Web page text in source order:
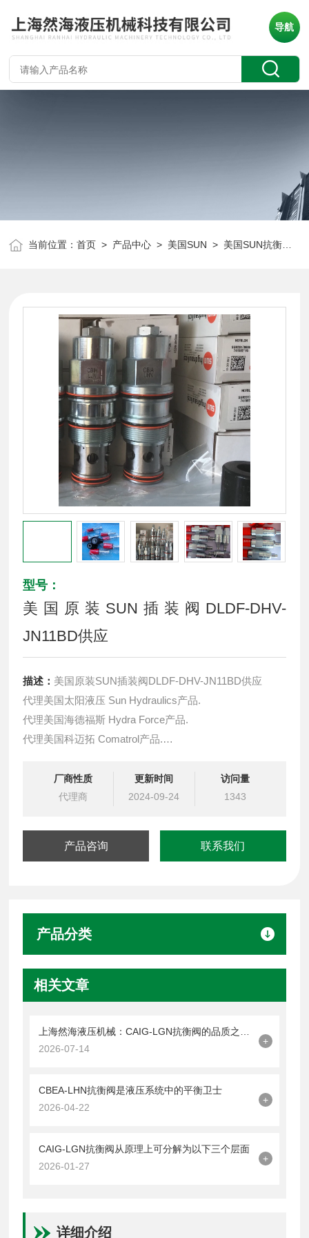
导航
当前位置：首页 > 产品中心 > 美国SUN > 美国SUN抗衡阀
型号：
美国原装SUN插装阀DLDF-DHV-
JN11BD供应
描述： 美国原装SUN插装阀DLDF-DHV-JN11BD供应
代理美国太阳液压 Sun Hydraulics产品.
代理美国海德福斯 Hydra Force产品.
代理美国科迈拓 Comatrol产品.
美国原装SUN插装阀DLDF-DHV-912供应提供油路系统设
计,油路块设计,阀块设计与选型
厂商性质
代理商
更新时间
2024-09-24
访问量
1343
产品咨询 联系我们
产品分类
相关文章
2026-07-14
+
CBEA-LHN抗衡阀是液压系统中的平衡卫士
2026-04-22
+
CAIG-LGN抗衡阀从原理上可分解为以下三个层面
2026-01-27
+
详细介绍